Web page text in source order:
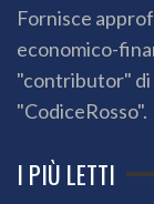
Fornisce
economico-
"contributor" di
"CodiceRosso".
I PIÙ LETTI